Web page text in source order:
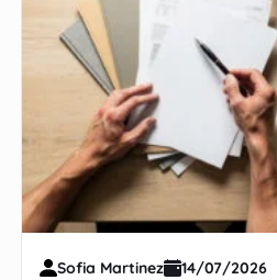
Sofia Martinez 14/07/2026